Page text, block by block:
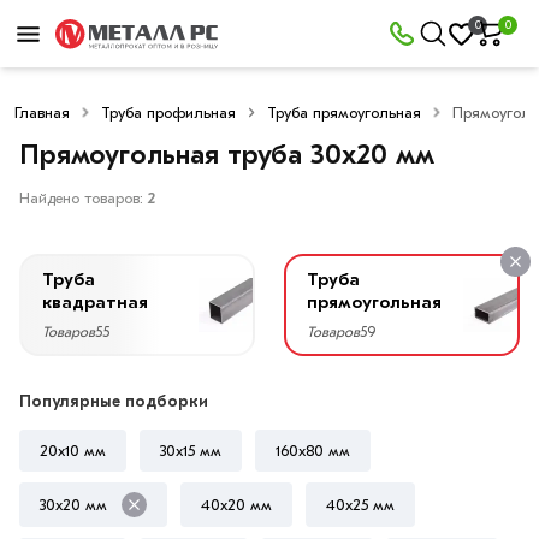
0 0
Главная Труба профильная Труба прямоугольная
Прямоугольная труба 30х20 мм
Найдено товаров: 2
Труба
квадратная
Товаров55
Труба
прямоугольная
Товаров59
Популярные подборки
20x10 мм 30х15 мм 160х80 мм
30х20 мм 40х20 мм 40х25 мм
Фильтры
×
Со
скидкой
руб.
—
Высота,